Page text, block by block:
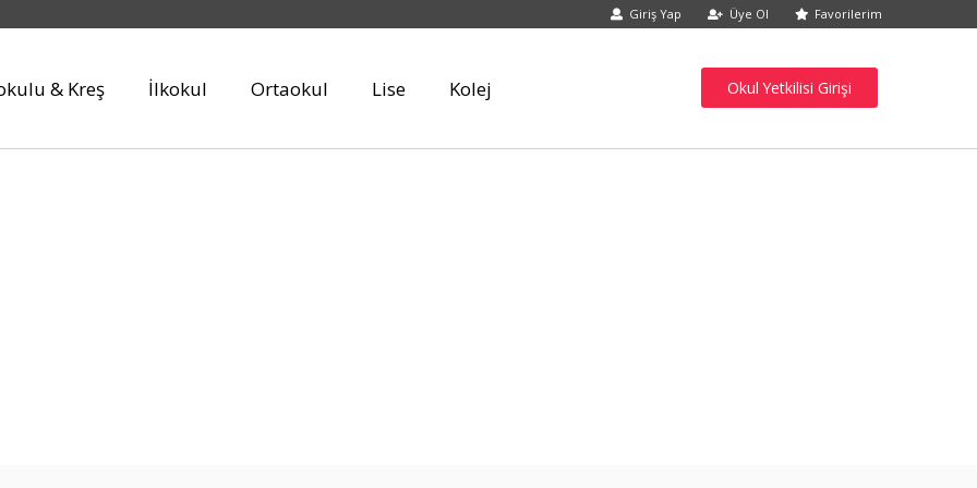
Giriş Yap Üye Ol Favorilerim
& Kreş İlkokul Ortaokul Lise Kolej Okul Yetkilisi Girişi